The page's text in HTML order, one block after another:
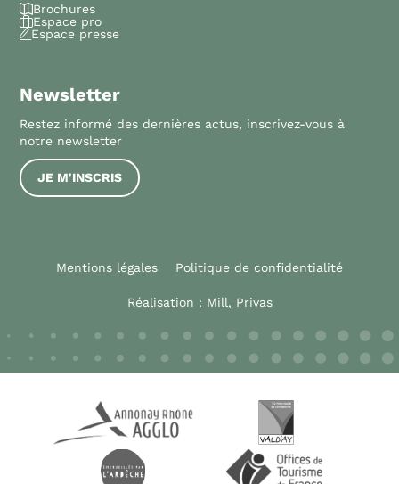
Brochures
Espace pro
Espace presse
Newsletter
Restez informé des dernières actus, inscrivez-vous à
notre newsletter
JE M'INSCRIS
Mentions légales Politique de confidentialité
Réalisation : Mill, Privas